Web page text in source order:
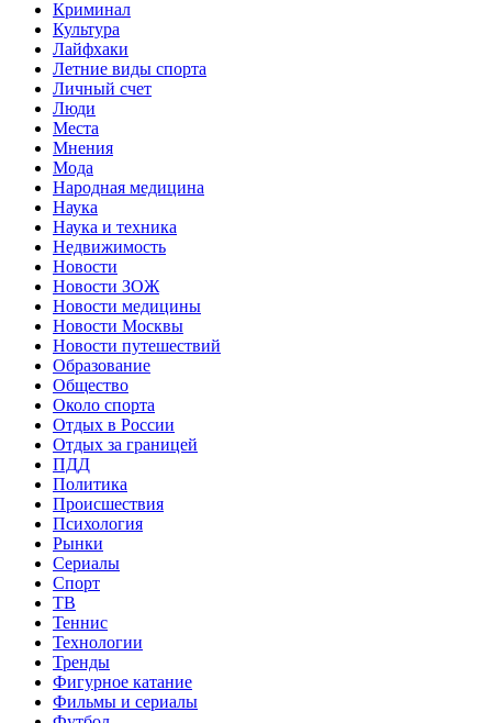
Криминал
Культура
Лайфхаки
Летние виды спорта
Личный счет
Люди
Места
Мнения
Мода
Народная медицина
Наука
Наука и техника
Недвижимость
Новости
Новости ЗОЖ
Новости медицины
Новости Москвы
Новости путешествий
Образование
Общество
Около спорта
Отдых в России
Отдых за границей
ПДД
Политика
Происшествия
Психология
Рынки
Сериалы
Спорт
ТВ
Теннис
Технологии
Тренды
Фигурное катание
Фильмы и сериалы